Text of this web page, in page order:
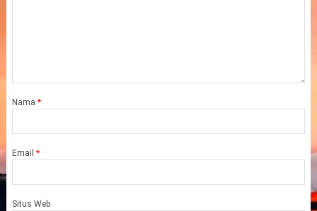
Nama *
Email *
Situs Web